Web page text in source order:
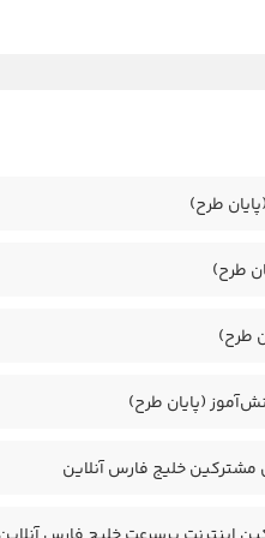
طرح)
طرح)
طرح)
(پایان طرح)
مشترکین خلیج فارس آنلاین